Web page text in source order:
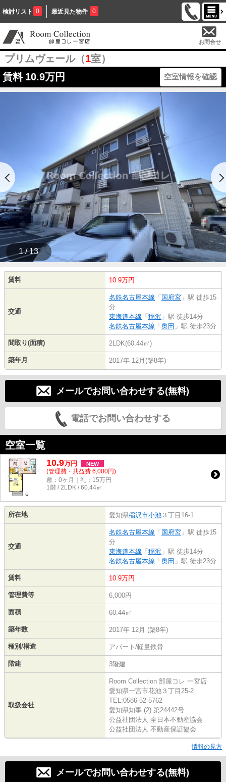
検討リスト 0 最近見た物件 0
お問合せ
プリムヴェール（1室）
賃料 10.9万円 空室情報を確認
1 / 13
賃料 10.9万円
交通
名鉄名古屋本線 「 国府宮 」駅 徒歩15
分
東海道本線 「 稲沢 」駅 徒歩14分
名鉄名古屋本線 「 奥田 」駅 徒歩23分
間取り(面積) 2LDK(60.44㎡)
築年月 2017年 12月(築8年)
メールでお問い合わせする(無料)
電話でお問い合わせする
空室一覧
10.9万円 NEW
(管理費・共益費 6,000円)
敷：0ヶ月｜礼：15万円
1階 / 2LDK / 60.44㎡
所在地 愛知県稲沢市小池 ３丁目16-1
交通
名鉄名古屋本線 「 国府宮 」駅 徒歩15
分
東海道本線 「 稲沢 」駅 徒歩14分
名鉄名古屋本線 「 奥田 」駅 徒歩23分
賃料 10.9万円
管理費等 6,000円
面積 60.44㎡
築年数 2017年 12月 (築8年)
種別/構造 アパート/軽量鉄骨
階建 3階建
取扱会社
Room Collection 部屋コレ 一宮店
愛知県一宮市花池３丁目25-2
TEL:0586-52-5762
愛知県知事 (2) 第24442号
公益社団法人 全日本不動産協会
公益社団法人 不動産保証協会
情報の見方
メールでお問い合わせする(無料)